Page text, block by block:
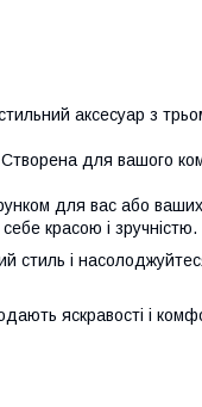
аксесуар з
для вашого
для вас або
красою і зручністю.
стиль і
яскравості і